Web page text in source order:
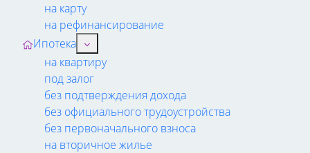
на карту
на рефинансирование
Ипотека
на квартиру
под залог
без подтверждения дохода
без официального трудоустройства
без первоначального взноса
на вторичное жилье